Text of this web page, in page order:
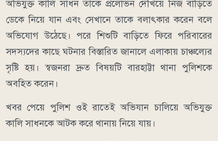
অভিযুক্ত কালি সাধন তাকে প্রলোভন দেখিয়ে নিজ বাড়িতে
ডেকে নিয়ে যান এবং সেখানে তাকে বলাৎকার করেন বলে
অভিযোগ উঠেছে। পরে শিশুটি বাড়িতে ফিরে পরিবারের
সদস্যদের কাছে ঘটনার বিস্তারিত জানালে এলাকায় চাঞ্চল্যের
সৃষ্টি হয়। স্বজনরা দ্রুত বিষয়টি বারহাট্টা থানা পুলিশকে
অবহিত করেন।
খবর পেয়ে পুলিশ ওই রাতেই অভিযান চালিয়ে অভিযুক্ত
কালি সাধনকে আটক করে থানায় নিয়ে যায়।